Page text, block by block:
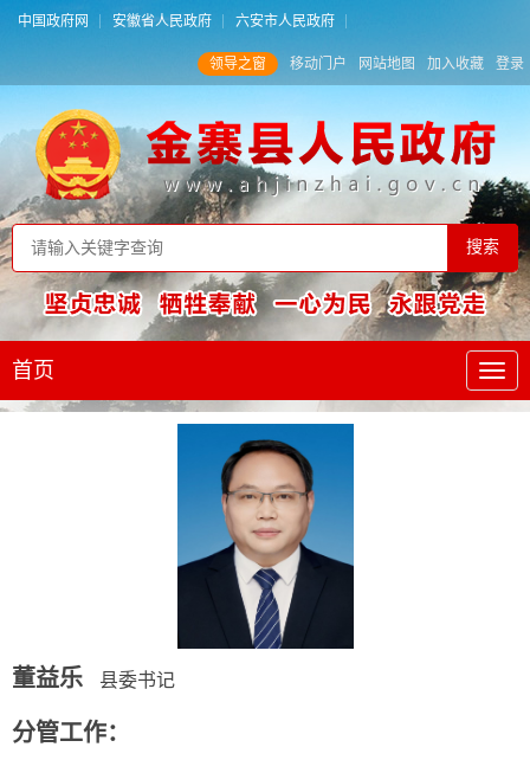
中国政府网 安徽省人民政府 六安市人民政府
领导之窗 移动门户 网站地图 加入收藏 登录
首页
董益乐 县委书记
分管工作：